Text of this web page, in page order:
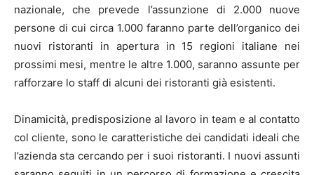
nazionale, che prevede l’assunzione di 2.000 nuove
persone di cui circa 1.000 faranno parte dell’organico dei
nuovi ristoranti in apertura in 15 regioni italiane nei
prossimi mesi, mentre le altre 1.000, saranno assunte per
rafforzare lo staff di alcuni dei ristoranti già esistenti.
Dinamicità, predisposizione al lavoro in team e al contatto
col cliente, sono le caratteristiche dei candidati ideali che
l’azienda sta cercando per i suoi ristoranti. I nuovi assunti